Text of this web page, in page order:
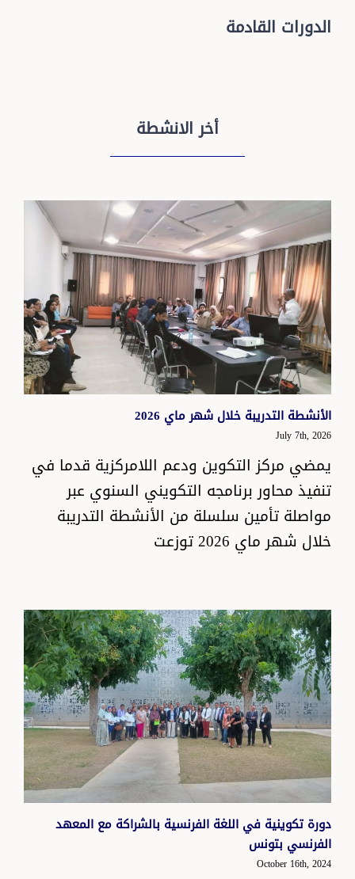
الدورات القادمة
أخر الانشطة
الأنشطة التدريبة خلال شهر ماي 2026
July 7th, 2026
يمضي مركز التكوين ودعم اللامركزية قدما في
تنفيذ محاور برنامجه التكويني السنوي عبر
مواصلة تأمين سلسلة من الأنشطة التدريبة
خلال شهر ماي 2026 توزعت
دورة تكوينية في اللغة الفرنسية بالشراكة مع المعهد
الفرنسي بتونس
October 16th, 2024